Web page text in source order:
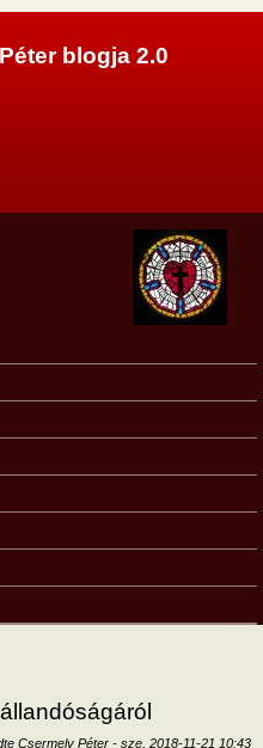
blogja 2.0
Csermely Péter - sze, 2018-11-21 10:43